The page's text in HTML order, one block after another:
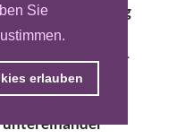
Sie
erlauben
Werbung
spricht von
to-Agent“-
mehrere
untereinander